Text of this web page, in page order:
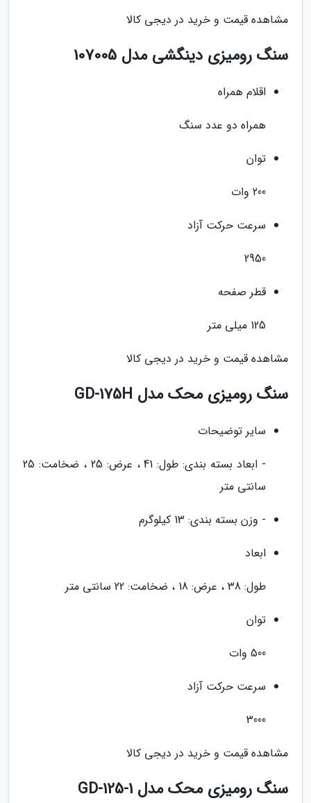
مشاهده قیمت و خرید در دیجی کالا
سنگ رومیزی دینگشی مدل 107005
اقلام همراه
همراه دو عدد سنگ
توان
200 وات
سرعت حرکت آزاد
2950
قطر صفحه
125 میلی متر
مشاهده قیمت و خرید در دیجی کالا
سنگ رومیزی محک مدل GD-175H
سایر توضیحات
- ابعاد بسته بندی: طول: 41 ، عرض: 25 ، ضخامت: 25
سانتی متر
- وزن بسته بندی: 13 کیلوگرم
ابعاد
طول: 38 ، عرض: 18 ، ضخامت: 22 سانتی متر
توان
500 وات
سرعت حرکت آزاد
3000
مشاهده قیمت و خرید در دیجی کالا
سنگ رومیزی محک مدل GD-125-1